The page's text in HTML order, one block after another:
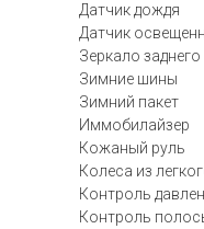
Датчик дождя
Датчик
Зеркало
Зимние шины
Зимний пакет
Иммобилайзер
Кожаный руль
Колеса из
Контроль
Контроль